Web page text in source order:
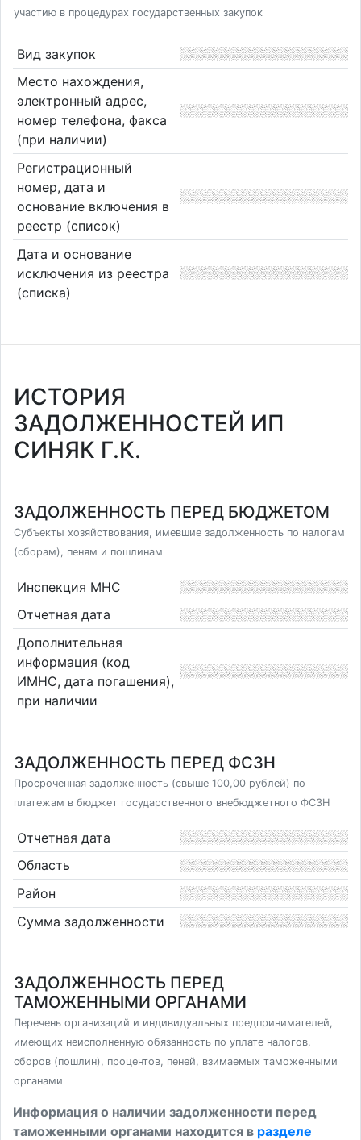
участию в процедурах государственных закупок
Вид закупок
Место нахождения,
электронный адрес,
номер телефона, факса
(при наличии)
Регистрационный
номер, дата и
основание включения в
реестр (список)
Дата и основание
исключения из реестра
(списка)
ИСТОРИЯ
ЗАДОЛЖЕННОСТЕЙ ИП
СИНЯК Г.К.
ЗАДОЛЖЕННОСТЬ ПЕРЕД БЮДЖЕТОМ
Субъекты хозяйствования, имевшие задолженность по налогам
(сборам), пеням и пошлинам
Инспекция МНС
Отчетная дата
Дополнительная
информация (код
ИМНС, дата погашения),
при наличии
ЗАДОЛЖЕННОСТЬ ПЕРЕД ФСЗН
Просроченная задолженность (свыше 100,00 рублей) по
платежам в бюджет государственного внебюджетного ФСЗН
Отчетная дата
Область
Район
Сумма задолженности
ЗАДОЛЖЕННОСТЬ ПЕРЕД
ТАМОЖЕННЫМИ ОРГАНАМИ
Перечень организаций и индивидуальных предпринимателей,
имеющих неисполненную обязанность по уплате налогов,
сборов (пошлин), процентов, пеней, взимаемых таможенными
органами
Информация о наличии задолженности перед
таможенными органами находится в разделе